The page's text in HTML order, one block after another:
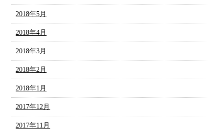
2018年5月
2018年4月
2018年3月
2018年2月
2018年1月
2017年12月
2017年11月